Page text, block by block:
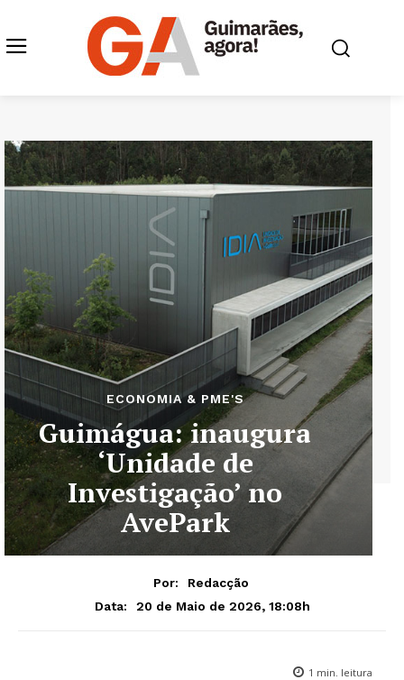
ECONOMIA & PME'S
Guimágua: inaugura
‘Unidade de
Investigação’ no
AvePark
Por:
Redacção
Data:
20 de Maio de 2026, 18:08h
1 min. leitura